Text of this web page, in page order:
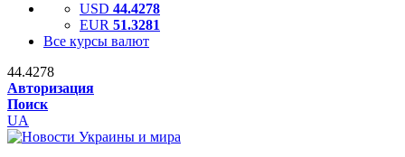
USD 44.4278
EUR 51.3281
Все курсы валют
44.4278
Авторизация
Поиск
UA